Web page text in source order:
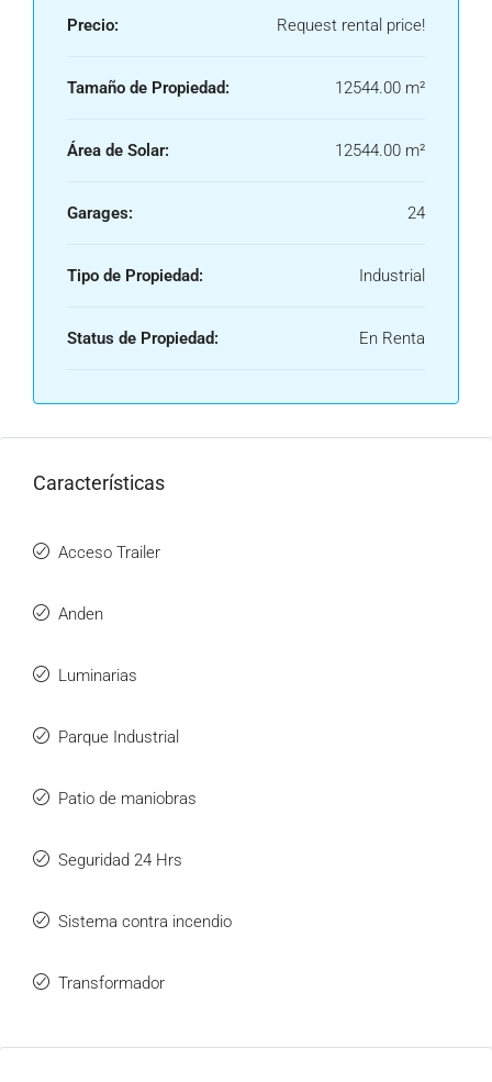
Precio: Request rental price!
Tamaño de Propiedad: 12544.00 m²
Área de Solar: 12544.00 m²
Garages: 24
Tipo de Propiedad: Industrial
Status de Propiedad: En Renta
Características
Acceso Trailer
Anden
Luminarias
Parque Industrial
Patio de maniobras
Seguridad 24 Hrs
Sistema contra incendio
Transformador